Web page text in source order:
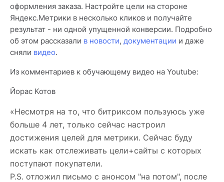
оформления заказа. Настройте цели на стороне
Яндекс.Метрики в несколько кликов и получайте
результат - ни одной упущенной конверсии. Подробно
об этом рассказали в новости, документации и даже
сняли видео.
Из комментариев к обучающему видео на Youtube:
Йорас Котов
«Несмотря на то, что битриксом пользуюсь уже
больше 4 лет, только сейчас настроил
достижения целей для метрики. Сейчас буду
искать как отслеживать цели+сайты с которых
поступают покупатели.
P.S. отложил письмо с анонсом "на потом", после